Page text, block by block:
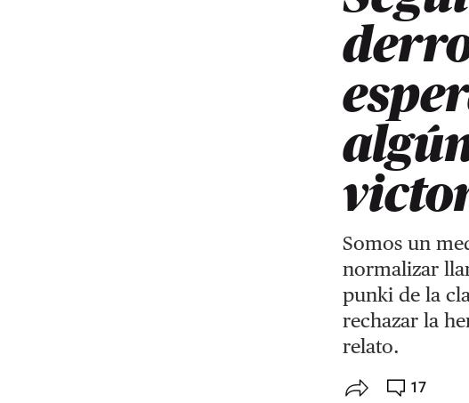
Somos un
normalizar
punki de la
rechazar la
relato.
17